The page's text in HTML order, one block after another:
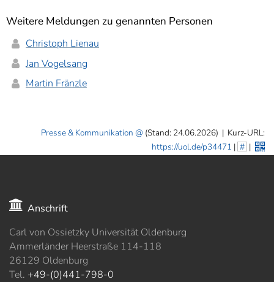
Weitere Meldungen zu genannten Personen
Christoph Lienau
Jan Vogelsang
Martin Fränzle
Presse & Kommunikation (Stand: 24.06.2026) | Kurz-URL:
https://uol.de/p34471 | # |
Anschrift
Carl von Ossietzky Universität Oldenburg
Ammerländer Heerstraße 114-118
26129 Oldenburg
Tel. +49-(0)441-798-0